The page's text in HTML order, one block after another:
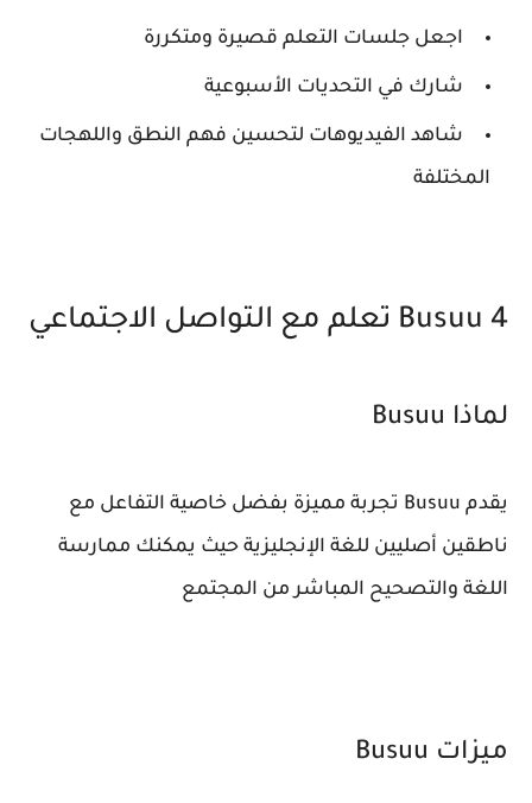
اجعل جلسات التعلم قصيرة ومتكررة
شارك في التحديات الأسبوعية
شاهد الفيديوهات لتحسين فهم النطق واللهجات
المختلفة
4 Busuu تعلم مع التواصل الاجتماعي
لماذا Busuu
يقدم Busuu تجربة مميزة بفضل خاصية التفاعل مع
ناطقين أصليين للغة الإنجليزية حيث يمكنك ممارسة
اللغة والتصحيح المباشر من المجتمع
ميزات Busuu